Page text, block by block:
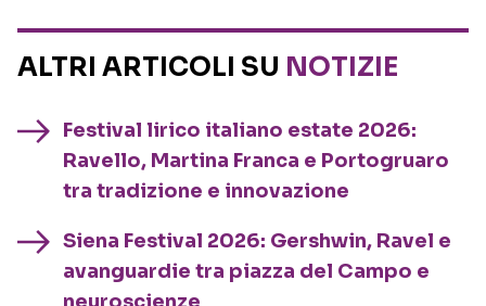
ALTRI ARTICOLI SU NOTIZIE
Festival lirico italiano estate 2026:
Ravello, Martina Franca e Portogruaro
tra tradizione e innovazione
Siena Festival 2026: Gershwin, Ravel e
avanguardie tra piazza del Campo e